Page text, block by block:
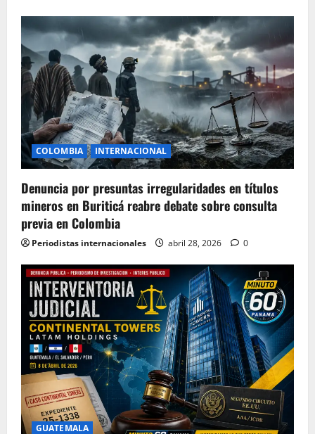
COLOMBIA INTERNACIONAL
Denuncia por presuntas irregularidades en títulos
mineros en Buriticá reabre debate sobre consulta
previa en Colombia
Periodistas internacionales abril 28, 2026 0
GUATEMALA